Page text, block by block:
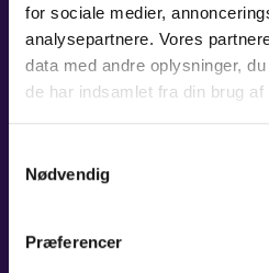
for sociale medier,
analysepartnere. Vores
data med andre oplysninger,
de har indsamlet fra din brug af
Nødvendig
Præferencer
LÆS MERE
MÁ VLAST &